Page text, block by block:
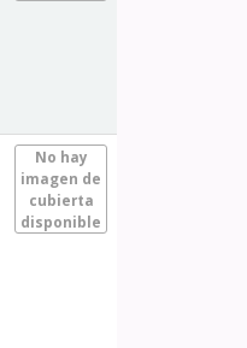
No hay
imagen de
cubierta
disponible